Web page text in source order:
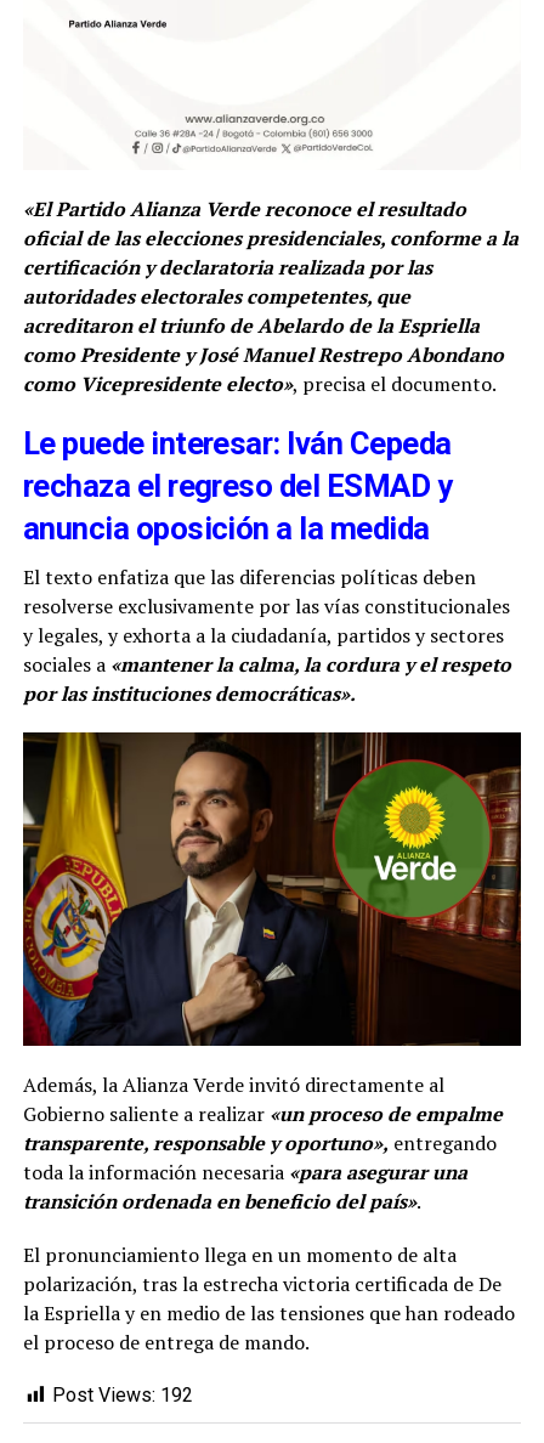
«El Partido Alianza Verde reconoce el resultado
oficial de las elecciones presidenciales, conforme a la
certificación y declaratoria realizada por las
autoridades electorales competentes, que
acreditaron el triunfo de Abelardo de la Espriella
como Presidente y José Manuel Restrepo Abondano
como Vicepresidente electo», precisa el documento.
Le puede interesar: Iván Cepeda
rechaza el regreso del ESMAD y
anuncia oposición a la medida
El texto enfatiza que las diferencias políticas deben
resolverse exclusivamente por las vías constitucionales
y legales, y exhorta a la ciudadanía, partidos y sectores
sociales a«mantener la calma, la cordura y el respeto
por las instituciones democráticas».
Además, la Alianza Verde invitó directamente al
Gobierno saliente a realizar«un proceso de empalme
transparente, responsable y oportuno», entregando
toda la información necesaria «para asegurar una
transición ordenada en beneficio del país».
El pronunciamiento llega en un momento de alta
polarización, tras la estrecha victoria certificada de De
la Espriella y en medio de las tensiones que han rodeado
el proceso de entrega de mando.
Post Views: 192